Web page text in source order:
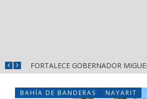
BAHÍA DE BANDERAS NAYARIT